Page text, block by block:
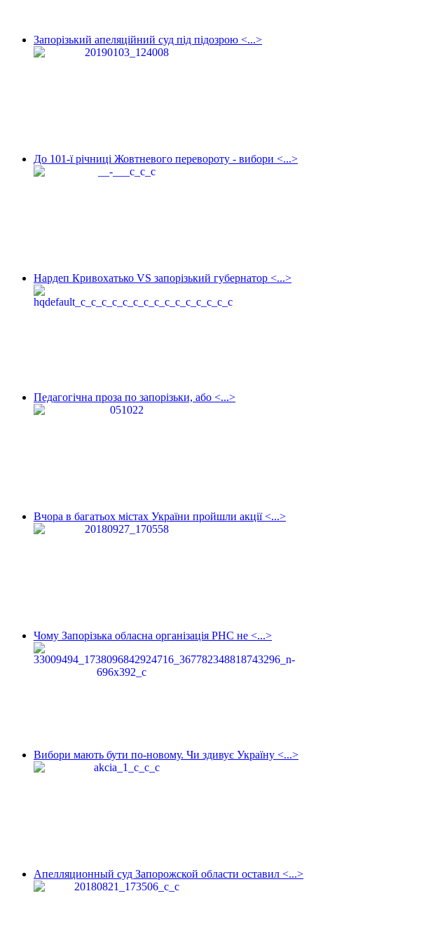
Запорізький апеляційний суд під підозрою <...>
До 101-ї річниці Жовтневого перевороту - вибори <...>
Нардеп Кривохатько VS запорізький губернатор <...>
Педагогічна проза по запорізьки, або <...>
Вчора в багатьох містах України пройшли акції <...>
Чому Запорізька обласна організація РНС не <...>
Вибори мають бути по-новому. Чи здивує Україну <...>
Апелляционный суд Запорожской области оставил <...>